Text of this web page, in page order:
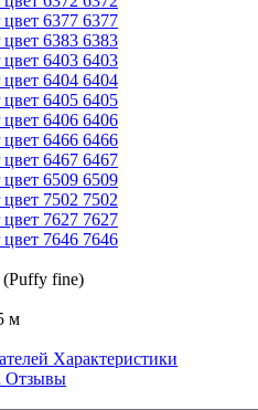
6377
6383
6403
6404
6405
6406
6466
6467
6509
7502
7627
7646
fine)
м
Характеристики
Отзывы